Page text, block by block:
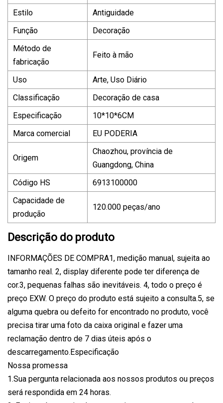
Estilo
Antiguidade
Função
Decoração
Método de
fabricação
Feito à mão
Uso
Arte, Uso Diário
Classificação
Decoração de casa
Especificação
10*10*6CM
Marca comercial
EU PODERIA
Origem
Chaozhou, província de
Guangdong, China
Código HS
6913100000
Capacidade de
produção
120.000 peças/ano
Descrição do produto
INFORMAÇÕES DE COMPRA1, medição manual, sujeita ao
tamanho real. 2, display diferente pode ter diferença de
cor.3, pequenas falhas são inevitáveis. 4, todo o preço é
preço EXW. O preço do produto está sujeito a consulta.5, se
alguma quebra ou defeito for encontrado no produto, você
precisa tirar uma foto da caixa original e fazer uma
reclamação dentro de 7 dias úteis após o
descarregamento.Especificação
Nossa promessa
1.Sua pergunta relacionada aos nossos produtos ou preços
será respondida em 24 horas.